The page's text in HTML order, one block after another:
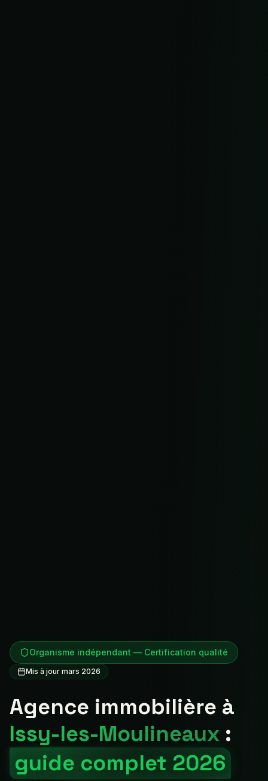
Organisme indépendant — Certification qualité
Mis à jour mars 2026
Agence immobilière à
Issy-les-Moulineaux :
guide complet 2026